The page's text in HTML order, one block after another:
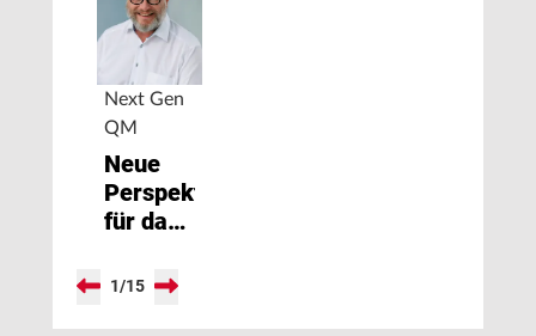
Next Gen
QM
Neue
Perspektiven
für das
1/15